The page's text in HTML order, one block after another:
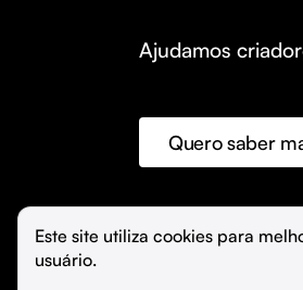
Ajudamos
Quero saber
©️ Hubla Tecnologia
Este site utiliza cookies para
usuário.